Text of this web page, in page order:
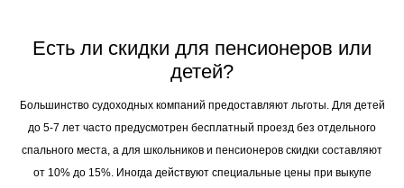
Есть ли скидки для пенсионеров или
детей?
Большинство судоходных компаний предоставляют льготы. Для детей
до 5-7 лет часто предусмотрен бесплатный проезд без отдельного
спального места, а для школьников и пенсионеров скидки составляют
от 10% до 15%. Иногда действуют специальные цены при выкупе